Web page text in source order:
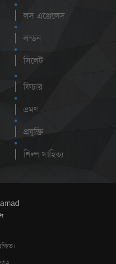
লস এঞ্জেলেস
লন্ডন
সিলেট
ফিচার
ভ্রমণ
প্রযুক্তি
শিল্প-সাহিত্য